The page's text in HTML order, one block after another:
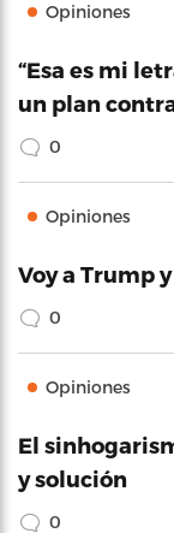
Opiniones
“Esa es mi
un plan
0
Opiniones
Voy a Trump
0
Opiniones
El
y solución
0